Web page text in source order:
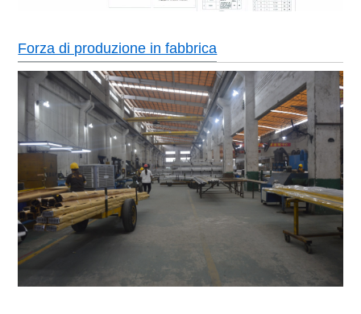
Forza di produzione in fabbrica